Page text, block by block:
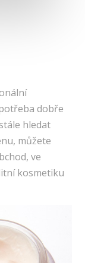
dobře
hledat
můžete
ve
kosmetiku